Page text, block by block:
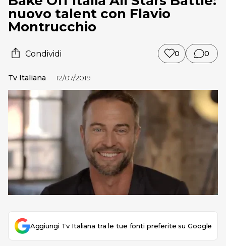
nuovo talent con Flavio
Montrucchio
Condividi 0 0
Tv Italiana 12/07/2019
Aggiungi Tv Italiana tra le tue fonti preferite su Google